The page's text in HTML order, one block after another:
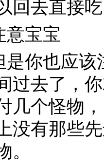
回去直接
意宝宝
是你也应该
过去了，
几个怪物
没有那些
。